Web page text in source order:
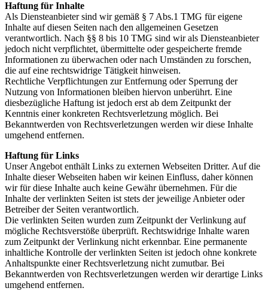
Haftung für Inhalte
Als Diensteanbieter sind wir gemäß § 7 Abs.1 TMG für eigene
Inhalte auf diesen Seiten nach den allgemeinen Gesetzen
verantwortlich. Nach §§ 8 bis 10 TMG sind wir als Diensteanbieter
jedoch nicht verpflichtet, übermittelte oder gespeicherte fremde
Informationen zu überwachen oder nach Umständen zu forschen,
die auf eine rechtswidrige Tätigkeit hinweisen.
Rechtliche Verpflichtungen zur Entfernung oder Sperrung der
Nutzung von Informationen bleiben hiervon unberührt. Eine
diesbezügliche Haftung ist jedoch erst ab dem Zeitpunkt der
Kenntnis einer konkreten Rechtsverletzung möglich. Bei
Bekanntwerden von Rechtsverletzungen werden wir diese Inhalte
umgehend entfernen.
Haftung für Links
Unser Angebot enthält Links zu externen Webseiten Dritter. Auf die
Inhalte dieser Webseiten haben wir keinen Einfluss, daher können
wir für diese Inhalte auch keine Gewähr übernehmen. Für die
Inhalte der verlinkten Seiten ist stets der jeweilige Anbieter oder
Betreiber der Seiten verantwortlich.
Die verlinkten Seiten wurden zum Zeitpunkt der Verlinkung auf
mögliche Rechtsverstöße überprüft. Rechtswidrige Inhalte waren
zum Zeitpunkt der Verlinkung nicht erkennbar. Eine permanente
inhaltliche Kontrolle der verlinkten Seiten ist jedoch ohne konkrete
Anhaltspunkte einer Rechtsverletzung nicht zumutbar. Bei
Bekanntwerden von Rechtsverletzungen werden wir derartige Links
umgehend entfernen.